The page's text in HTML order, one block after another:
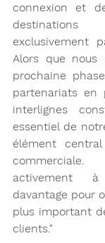
connexion et
exclusivement
Alors que nous
prochaine
partenariats en
interlignes
essentiel de
élément
activement
davantage pour
plus important
clients."